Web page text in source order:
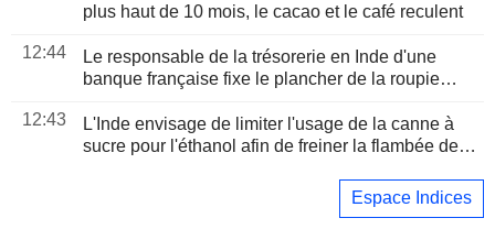
plus haut de 10 mois, le cacao et le café reculent
12:44
Le responsable de la trésorerie en Inde d'une
banque française fixe le plancher de la roupie
12:43
L'Inde envisage de limiter l'usage de la canne à
sucre pour l'éthanol afin de freiner la flambée des
Espace Indices